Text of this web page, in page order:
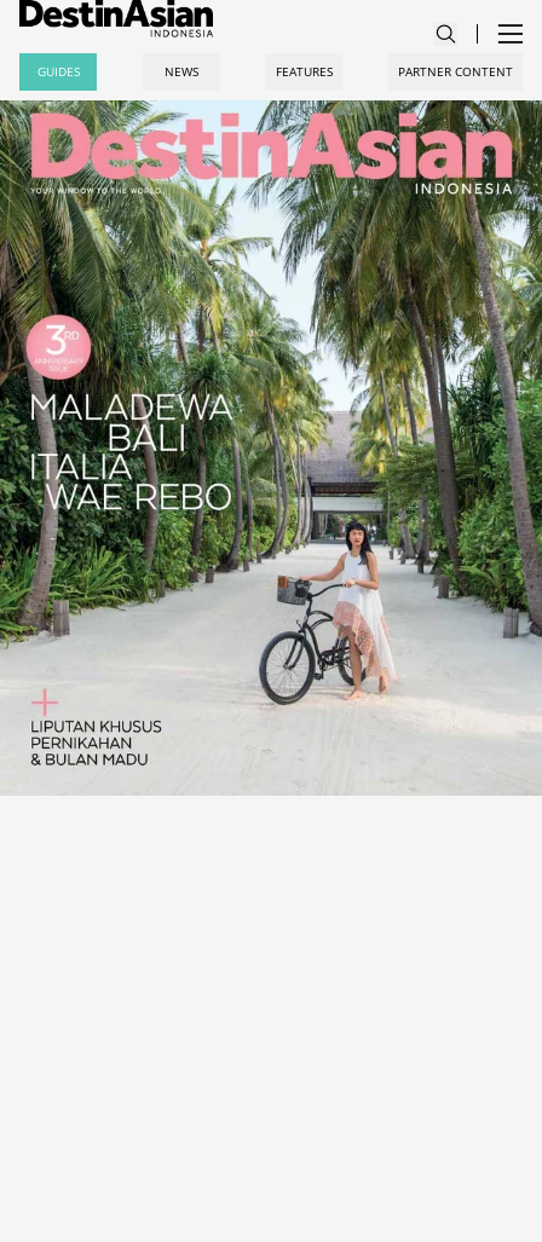
GUIDES NEWS FEATURES PARTNER CONTENT